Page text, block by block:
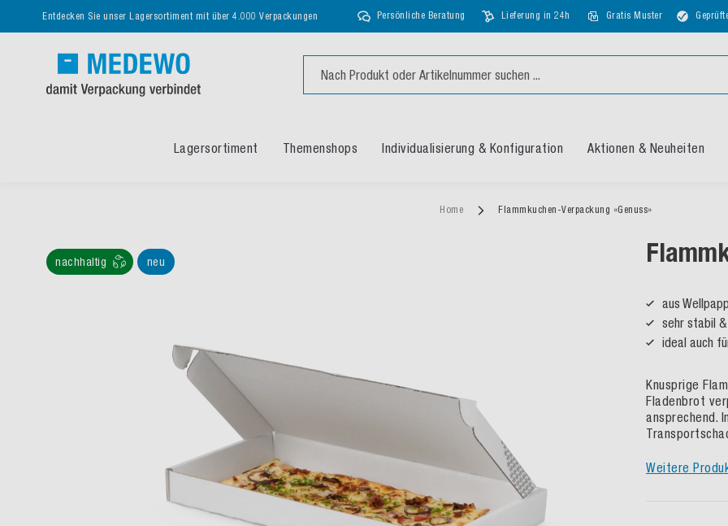
Entdecken Sie unser Lagersortiment mit über 4.000 Verpackungen Persönliche Beratung Lieferung in 24h Gratis Muster
Lagersortiment Themenshops Individualisierung & Konfiguration Aktionen & Neuheiten
Home Flammkuchen-Verpackung «Genuss»
nachhaltig neu
aus
sehr stabil
ideal auch
Knusprige
Fladenbrot
ansprechend.
Weitere